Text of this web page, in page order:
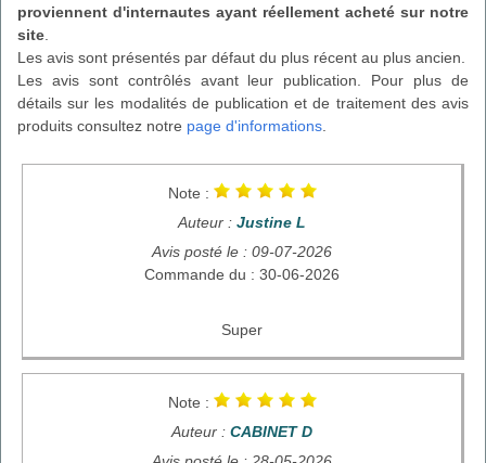
proviennent d'internautes ayant réellement acheté sur notre
site.
Les avis sont présentés par défaut du plus récent au plus ancien.
Les avis sont contrôlés avant leur publication. Pour plus de
détails sur les modalités de publication et de traitement des avis
produits consultez notre page d'informations.
Note :
Auteur : Justine L
Avis posté le : 09-07-2026
Commande du : 30-06-2026
Super
Note :
Auteur : CABINET D